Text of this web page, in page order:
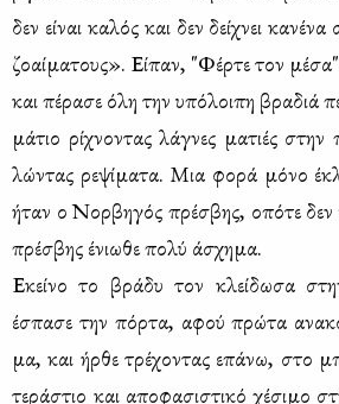
δεν εί­ναι κα­λός και δεν δεί­χνει
ζο­αί­μα­τους». Εί­παν, "Φέρ­τε τον
και πέ­ρα­σε όλη την υπό­λοι­πη βρα­διά
μά­τιο ρί­χνο­ντας λά­γνες μα­τιές
λώ­ντας ρε­ψί­μα­τα. Μια φο­ρά μό­νο
ήταν ο Νορ­βη­γός πρέ­σβης, οπό­τε
πρέ­σβης ένιω­θε πο­λύ άσχη­μα.
Εκεί­νο το βρά­δυ τον κλεί­δω­σα
έσπα­σε την πόρ­τα, αφού πρώ­τα
μα, και ήρ­θε τρέ­χο­ντας επά­νω, στο
τε­ρά­στιο και απο­φα­σι­στι­κό χέ­σι­μο